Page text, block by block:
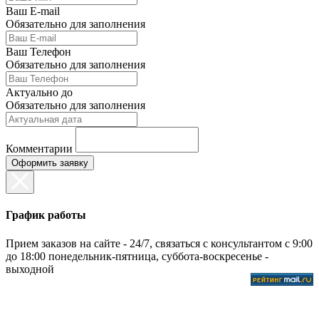
Ваш E-mail
Обязательно для заполнения
Ваш Телефон
Обязательно для заполнения
Актуально до
Обязательно для заполнения
Комментарии
График работы
Прием заказов на сайте - 24/7, связаться с консультантом с 9:00
до 18:00 понедельник-пятница, суббота-воскресенье -
выходной